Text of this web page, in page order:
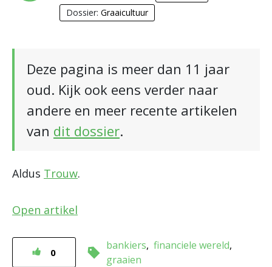
Dossier: Graaicultuur
Deze pagina is meer dan 11 jaar
oud. Kijk ook eens verder naar
andere en meer recente artikelen
van dit dossier.
Aldus Trouw.
Open artikel
0
bankiers financiele wereld
graaien